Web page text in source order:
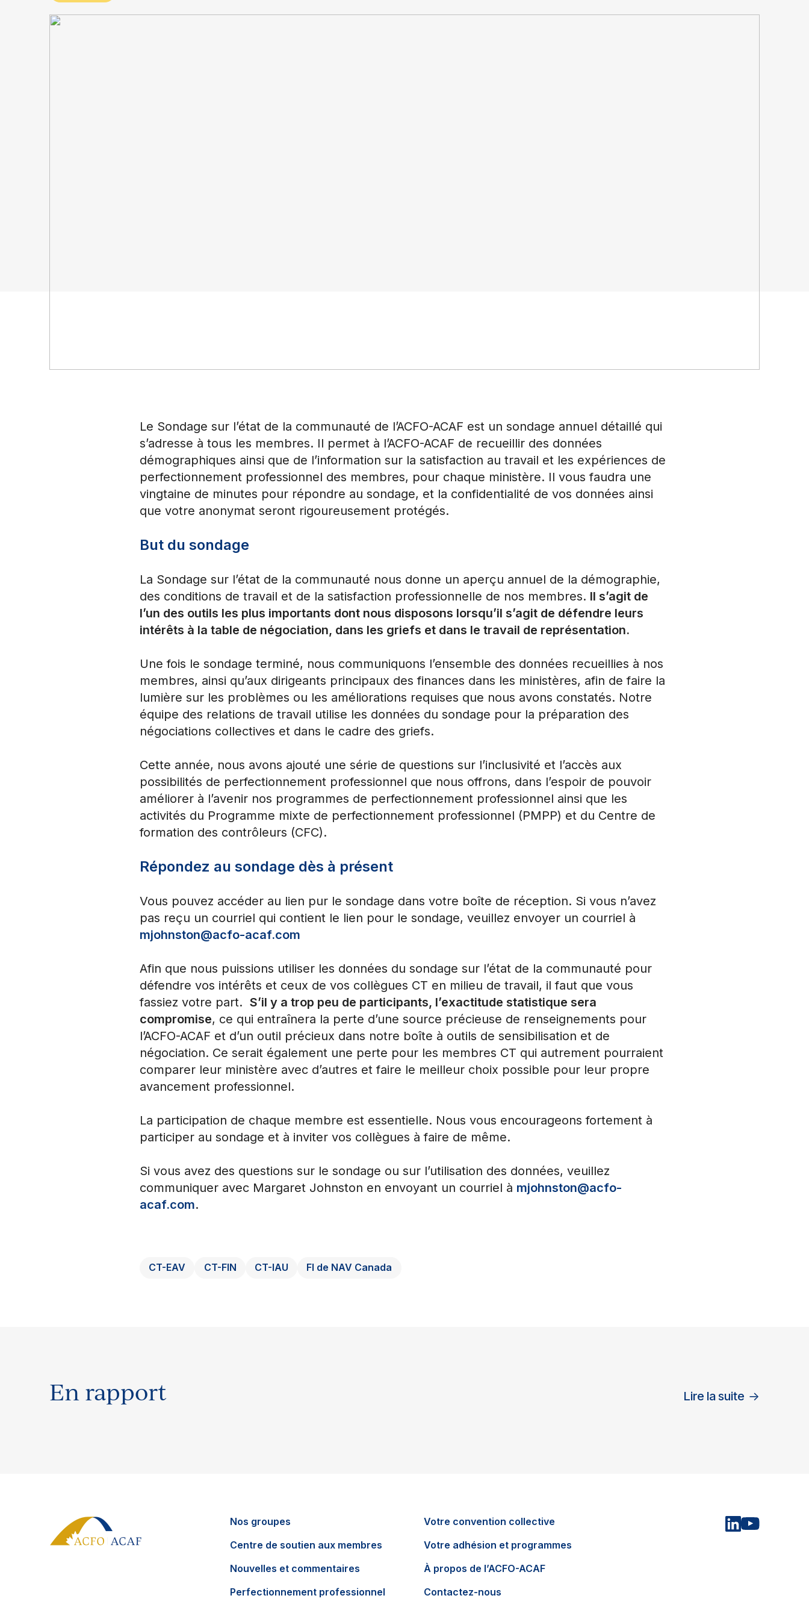
Le Sondage sur l’état de la communauté de l’ACFO-ACAF est un sondage annuel détaillé qui
s’adresse à tous les membres. Il permet à l’ACFO-ACAF de recueillir des données
démographiques ainsi que de l’information sur la satisfaction au travail et les expériences de
perfectionnement professionnel des membres, pour chaque ministère. Il vous faudra une
vingtaine de minutes pour répondre au sondage, et la confidentialité de vos données ainsi
que votre anonymat seront rigoureusement protégés.
But du sondage
La Sondage sur l’état de la communauté nous donne un aperçu annuel de la démographie,
des conditions de travail et de la satisfaction professionnelle de nos membres. Il s’agit de
l’un des outils les plus importants dont nous disposons lorsqu’il s’agit de défendre leurs
intérêts à la table de négociation, dans les griefs et dans le travail de représentation.
Une fois le sondage terminé, nous communiquons l’ensemble des données recueillies à nos
membres, ainsi qu’aux dirigeants principaux des finances dans les ministères, afin de faire la
lumière sur les problèmes ou les améliorations requises que nous avons constatés. Notre
équipe des relations de travail utilise les données du sondage pour la préparation des
négociations collectives et dans le cadre des griefs.
Cette année, nous avons ajouté une série de questions sur l’inclusivité et l’accès aux
possibilités de perfectionnement professionnel que nous offrons, dans l’espoir de pouvoir
améliorer à l’avenir nos programmes de perfectionnement professionnel ainsi que les
activités du Programme mixte de perfectionnement professionnel (PMPP) et du Centre de
formation des contrôleurs (CFC).
Répondez au sondage dès à présent
Vous pouvez accéder au lien pur le sondage dans votre boîte de réception. Si vous n’avez
pas reçu un courriel qui contient le lien pour le sondage, veuillez envoyer un courriel à
mjohnston@acfo-acaf.com
Afin que nous puissions utiliser les données du sondage sur l’état de la communauté pour
défendre vos intérêts et ceux de vos collègues CT en milieu de travail, il faut que vous
fassiez votre part. S’il y a trop peu de participants, l’exactitude statistique sera
compromise, ce qui entraînera la perte d’une source précieuse de renseignements pour
l’ACFO-ACAF et d’un outil précieux dans notre boîte à outils de sensibilisation et de
négociation. Ce serait également une perte pour les membres CT qui autrement pourraient
comparer leur ministère avec d’autres et faire le meilleur choix possible pour leur propre
avancement professionnel.
La participation de chaque membre est essentielle. Nous vous encourageons fortement à
participer au sondage et à inviter vos collègues à faire de même.
Si vous avez des questions sur le sondage ou sur l’utilisation des données, veuillez
communiquer avec Margaret Johnston en envoyant un courriel à mjohnston@acfo-
acaf.com.
CT-EAV CT-FIN CT-IAU FI de NAV Canada
En rapport Lire la suite →
Nos groupes
Votre convention collective
Centre de soutien aux membres
Votre adhésion et programmes
Nouvelles et commentaires
À propos de l’ACFO-ACAF
Perfectionnement professionnel
Contactez-nous